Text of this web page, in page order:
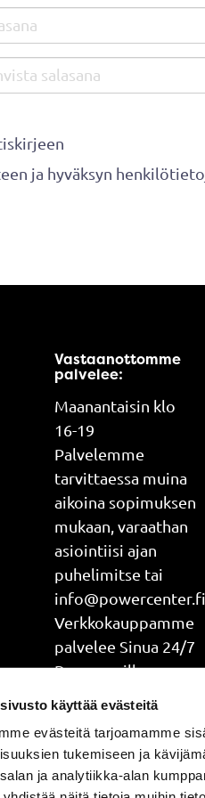
käyttää evästeitä
evästeitä tarjoamamme
tukemiseen ja
ja analytiikka-alan
ja hyväksyn
Vastaanottomme
palvelee:
Maanantaisin klo
16-19
Palvelemme
tarvittaessa muina
aikoina sopimuksen
mukaan, varaathan
asiointiisi ajan
puhelimitse tai
info@powercenter.fi
Verkkokauppamme
palvelee Sinua 24/7
Power apilla
4.30-24